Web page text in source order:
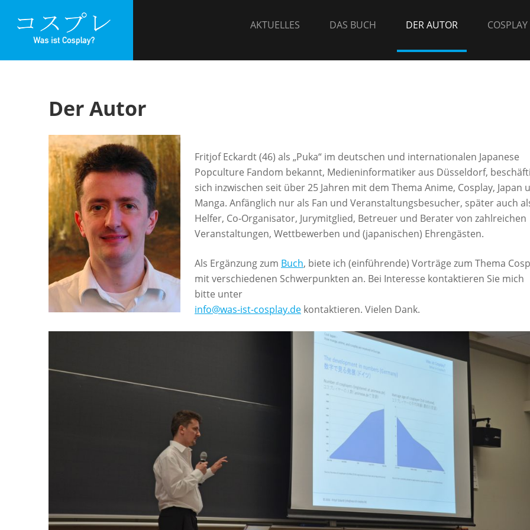
Inhalt
springen
WAS IST COSPLAY?AKTUELLES DAS BUCH DER AUTOR COSPLAY
Der Autor
Fritjof Eckardt (46) als „Puka“ im deutschen und internationalen Japanese
Popculture Fandom bekannt, Medieninformatiker aus Düsseldorf,
sich inzwischen seit über 25 Jahren mit dem Thema Anime, Cosplay, Japan
Manga. Anfänglich nur als Fan und Veranstaltungsbesucher, später auch
Helfer, Co-Organisator, Jurymitglied, Betreuer und Berater von zahlreichen
Veranstaltungen, Wettbewerben und (japanischen) Ehrengästen.
Als Ergänzung zum Buch, biete ich (einführende) Vorträge zum Thema
mit verschiedenen Schwerpunkten an. Bei Interesse kontaktieren Sie mich
bitte unter
info@was-ist-cosplay.de kontaktieren. Vielen Dank.